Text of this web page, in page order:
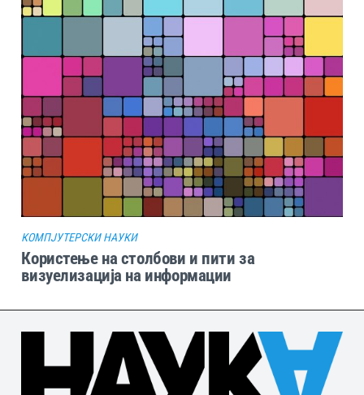
КОМПЈУТЕРСКИ НАУКИ
Користење на столбови и пити за
визуелизација на информации